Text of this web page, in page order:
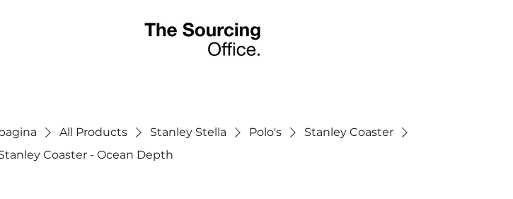
All Products Stanley Stella Polo's
Stanley Coaster
Coaster - Ocean Depth